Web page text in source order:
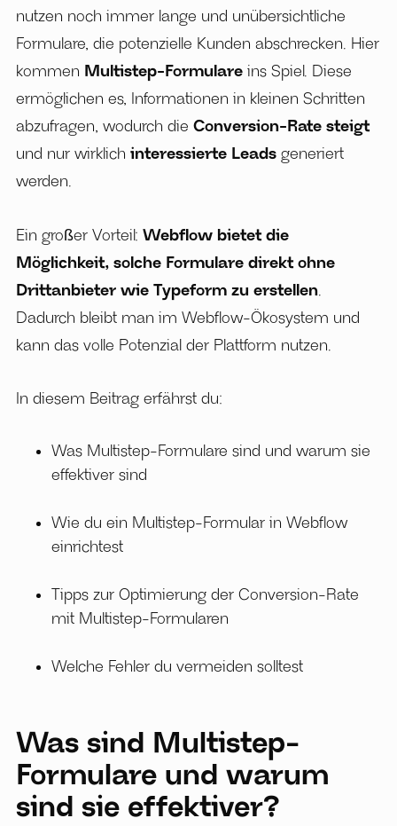
nutzen noch immer lange und unübersichtliche
Formulare, die potenzielle Kunden abschrecken. Hier
kommen Multistep-Formulare ins Spiel. Diese
ermöglichen es, Informationen in kleinen Schritten
abzufragen, wodurch dieConversion-Rate steigt
und nur wirklichinteressierte Leads generiert
werden.
Ein großer Vorteil:Webflow bietet die
Möglichkeit, solche Formulare direkt ohne
Drittanbieter wie Typeform zu erstellen.
Dadurch bleibt man im Webflow-Ökosystem und
kann das volle Potenzial der Plattform nutzen.
In diesem Beitrag erfährst du:
Was Multistep-Formulare sind und warum sie
effektiver sind
Wie du ein Multistep-Formular in Webflow
einrichtest
Tipps zur Optimierung der Conversion-Rate
mit Multistep-Formularen
Welche Fehler du vermeiden solltest
Was sind Multistep-
Formulare und warum
sind sie effektiver?